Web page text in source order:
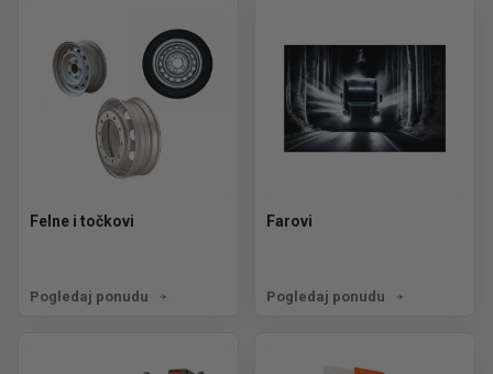
Felne i točkovi
Pogledaj ponudu
Farovi
Pogledaj ponudu